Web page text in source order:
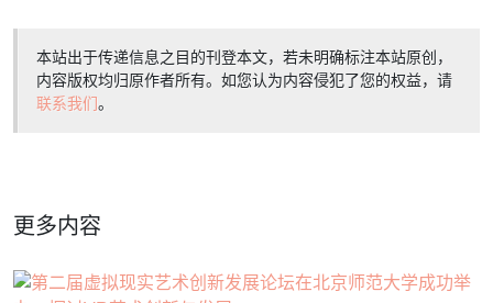
本站出于传递信息之目的刊登本文，若未明确标注本站原创，
内容版权均归原作者所有。如您认为内容侵犯了您的权益，请
联系我们。
更多内容